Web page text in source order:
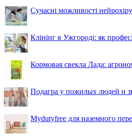
Сучасні можливості
Клінінг в Ужгороді: як
Кормовая свекла Лада:
Подагра у пожилых людей и
Mydutyfree для наземного